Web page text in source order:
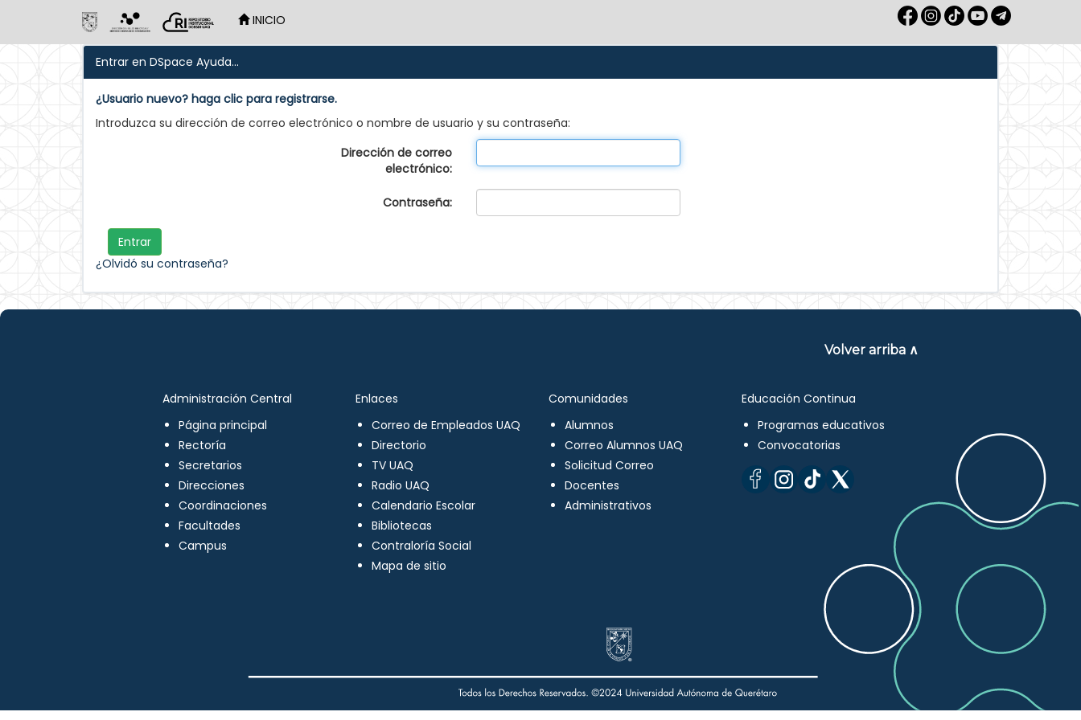
INICIO
Entrar en DSpace Ayuda...
¿Usuario nuevo? haga clic para registrarse.
Introduzca su dirección de correo electrónico o nombre de usuario y su contraseña:
Dirección de correo
electrónico:
Contraseña:
¿Olvidó su contraseña?
Volver arriba ∧
Administración Central
Página principal
Rectoría
Secretarios
Direcciones
Coordinaciones
Facultades
Campus
Enlaces
Correo de Empleados UAQ
Directorio
TV UAQ
Radio UAQ
Calendario Escolar
Bibliotecas
Contraloría Social
Mapa de sitio
Comunidades
Alumnos
Correo Alumnos UAQ
Solicitud Correo
Docentes
Administrativos
Educación Continua
Programas educativos
Convocatorias